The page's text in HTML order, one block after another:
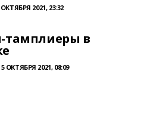
ОКТЯБРЯ 2021, 23:32
тамплиеры в
5 ОКТЯБРЯ 2021, 08:09